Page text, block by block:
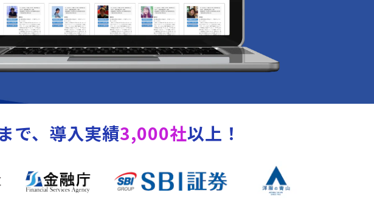
で、導入実績3,000社以上！